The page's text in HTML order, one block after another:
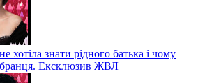
знати рідного батька і чому
Ексклюзив ЖВЛ